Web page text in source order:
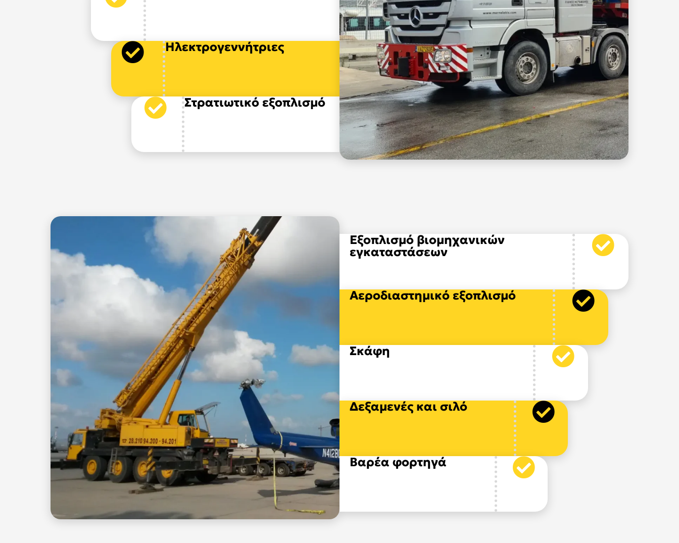
Ηλεκτρογεννήτριες
Στρατιωτικό εξοπλισμό
Εξοπλισμό βιομηχανικών
εγκαταστάσεων
Αεροδιαστημικό εξοπλισμό
Σκάφη
Δεξαμενές και σιλό
Βαρέα φορτηγά